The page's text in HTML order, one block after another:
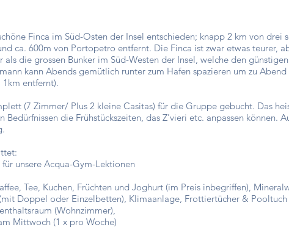
Finca im Süd-Osten der Insel entschieden; knapp 2 km von drei
ca. 600m von Portopetro entfernt. Die Finca ist zwar etwas teurer,
die grossen Bunker im Süd-Westen der Insel, welche den
kann Abends gemütlich runter zum Hafen spazieren um zu Abend
1km entfernt).
(7 Zimmer/ Plus 2 kleine Casitas) für die Gruppe gebucht. Das
Bedürfnissen die Frühstückszeiten, das Z'vieri etc. anpassen können.
unsere Acqua-Gym-Lektionen
Tee, Kuchen, Früchten und Joghurt (im Preis inbegriffen),
Doppel oder Einzelbetten), Klimaanlage, Frottiertücher & Pooltuch
(Wohnzimmer),
Mittwoch (1 x pro Woche)